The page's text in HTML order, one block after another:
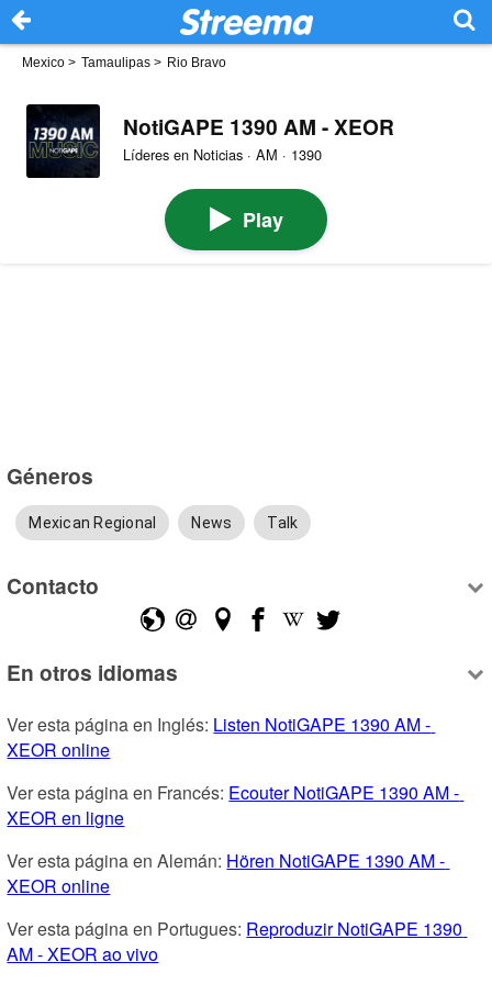
Mexico > Tamaulipas > Rio Bravo
NotiGAPE 1390 AM - XEOR
Líderes en Noticias · AM · 1390
Play
Géneros
Mexican Regional News Talk
Contacto
En otros idiomas
Ver esta página en Inglés: Listen NotiGAPE 1390 AM -
XEOR online
Ver esta página en Francés: Ecouter NotiGAPE 1390 AM -
XEOR en ligne
Ver esta página en Alemán: Hören NotiGAPE 1390 AM -
XEOR online
Ver esta página en Portugues: Reproduzir NotiGAPE 1390
AM - XEOR ao vivo